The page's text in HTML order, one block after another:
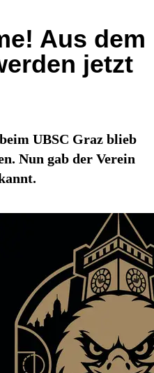
Aus dem
jetzt
UBSC Graz blieb
Nun gab der Verein